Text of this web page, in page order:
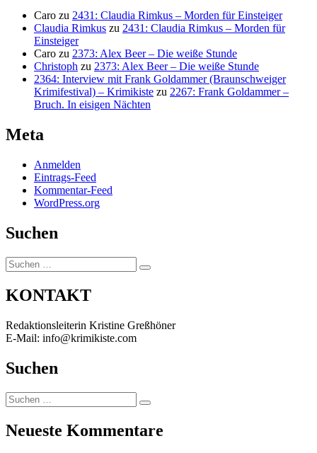
Caro zu 2431: Claudia Rimkus – Morden für Einsteiger
Claudia Rimkus zu 2431: Claudia Rimkus – Morden für
Einsteiger
Caro zu 2373: Alex Beer – Die weiße Stunde
Christoph zu 2373: Alex Beer – Die weiße Stunde
2364: Interview mit Frank Goldammer (Braunschweiger
Krimifestival) – Krimikiste zu 2267: Frank Goldammer –
Bruch. In eisigen Nächten
Meta
Anmelden
Eintrags-Feed
Kommentar-Feed
WordPress.org
Suchen
Suchen
nach:
Suchen
KONTAKT
Redaktionsleiterin Kristine Greßhöner
E-Mail: info@krimikiste.com
Suchen
Suchen
nach:
Suchen
Neueste Kommentare